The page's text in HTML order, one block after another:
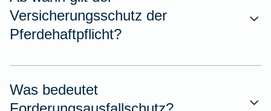
Versicherungsschutz der
Pferdehaftpflicht?
Was bedeutet